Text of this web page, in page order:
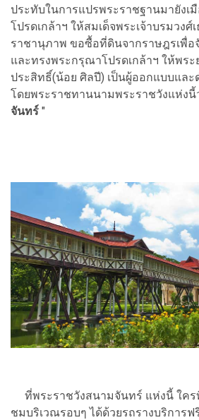
ประทับในการแปรพระราชฐานมายังเ
โปรดเกล้าฯ ให้สมเด็จพระเจ้าบรมวงศ์
ราชานุภาพ ขอซื้อที่ดินจากราษฎรเพื่อ
และทรงพระกรุณาโปรดเกล้าฯ ให้พร
ประสิทธิ์(น้อย ศิลปี) เป็นผู้ออกแบบและ
โดยพระราชทานนามพระราชวังแห่งนี้
จันทร์ "
ที่พระราชวังสนามจันทร์ แห่งนี้ ใคร
ชมบริเวณรอบๆ ได้ด้วยรถรางบริการฟ